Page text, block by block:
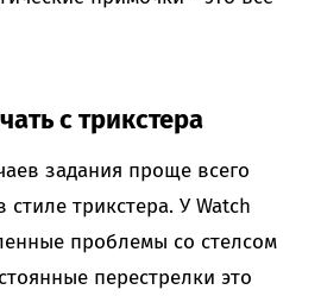
с трикстера
задания проще всего
трикстера. У Watch
проблемы со стелсом
перестрелки это